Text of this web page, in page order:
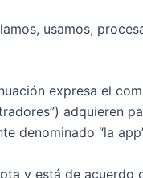
usamos,
expresa el
denominado “la
y está de